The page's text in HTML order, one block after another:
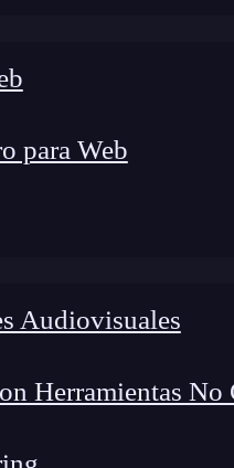
para Web
Audiovisuales
Herramientas
tecnológico a nuevos